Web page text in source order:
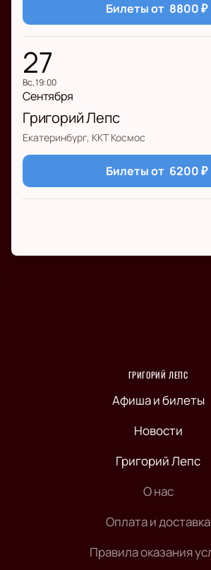
Билеты от 8800₽
27
вс, 19:00
Сентября
Григорий Лепс
Екатеринбург, ККТ Космос
Билеты от 6200₽
ГРИГОРИЙ ЛЕПС
Афиша и билеты
Новости
Григорий Лепс
О нас
Оплата и доставка
Правила оказания